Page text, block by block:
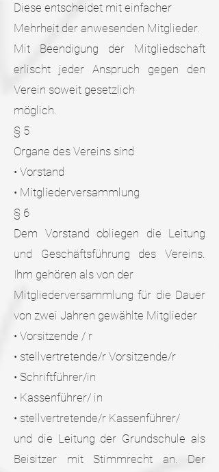
Diese entscheidet mit einfacher
Mehrheit der anwesenden Mitglieder.
Mit Beendigung der Mitgliedschaft
erlischt jeder Anspruch gegen den
Verein soweit gesetzlich
möglich.
§ 5
Organe des Vereins sind
• Vorstand
• Mitgliederversammlung
§ 6
Dem Vorstand obliegen die Leitung
und Geschäftsführung des Vereins.
Ihm gehören als von der
Mitgliederversammlung für die Dauer
von zwei Jahren gewählte Mitglieder
• Vorsitzende / r
• stellvertretende/r Vorsitzende/r
• Schriftführer/in
• Kassenführer/ in
• stellvertretende/r Kassenführer/
und die Leitung der Grundschule als
Beisitzer mit Stimmrecht an. Der